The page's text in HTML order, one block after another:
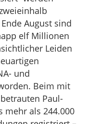
August sind
elf Millionen
Leiden
und
Beim mit
Paul-
mehr als 244.000